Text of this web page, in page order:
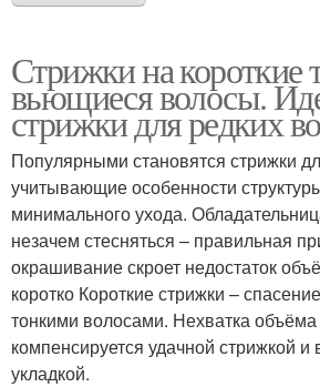
Стрижки на короткие
вьющиеся волосы.
стрижки для редких
Популярными становятся стрижки
учитывающие особенности
минимального ухода.
незачем стесняться – правильная
окрашивание скроет недостаток
коротко Короткие стрижки –
тонкими волосами. Нехватка объёма
компенсируется удачной стрижкой и
укладкой.